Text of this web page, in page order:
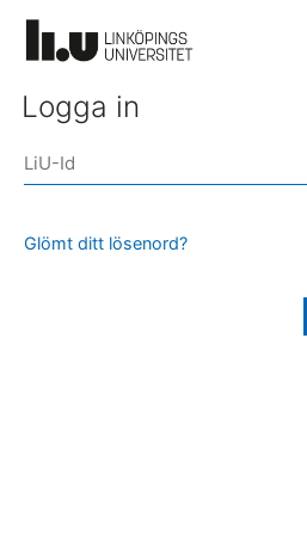
Logga in
Glömt ditt lösenord?